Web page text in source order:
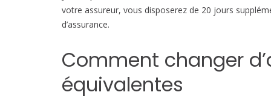
votre assureur, vous disposerez de 20 jours
d’assurance.
Comment changer
équivalentes